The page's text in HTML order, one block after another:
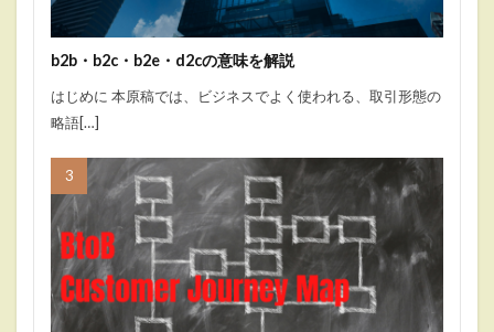
b2b・b2c・b2e・d2cの意味を解説
はじめに 本原稿では、ビジネスでよく使われる、取引形態の
略語[…]